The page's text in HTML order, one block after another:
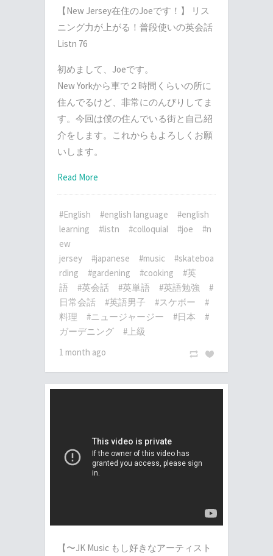
【New Jersey在住のJoeです！】 リス
ニング力が上がる！普段使いの英会話
Listn 76
初めまして、Joeです。
New Yorkから車で２時間くらいの所に
住んでるけど、非常にのんびりしてま
す。今回は僕の住んでいる街と自己紹
介をします。これからもよろしくお願
いします。
Read More
#English #english language
#english
learning
#listn #colloquial #joe
#n
ew
jersey
#japanese #music
#skateboa
rding
#gardening #cooking
#英
語
#英会話 #英単語 #英語勉強
#
日常会話
#英語男子 #スケボー
#
料理
#ニュージャージー #日本
#
ガーデニング
#上級
1 month ago
【〜JK Music もし好きなアーティスト